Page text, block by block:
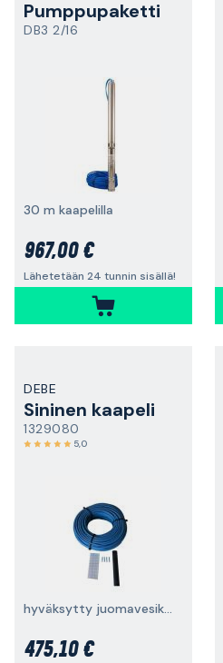
Pumppupaketti
DB3 2/16
30 m kaapelilla
967,00 €
Lähetetään 24 tunnin sisällä!
DEBE
Sininen kaapeli
1329080
5,0
hyväksytty juomavesikäyttöön, liitäntäsarjalla
475,10 €